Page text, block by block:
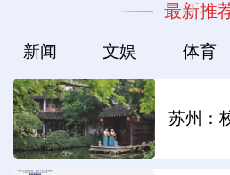
最新推
新闻 文娱 体育
苏州：